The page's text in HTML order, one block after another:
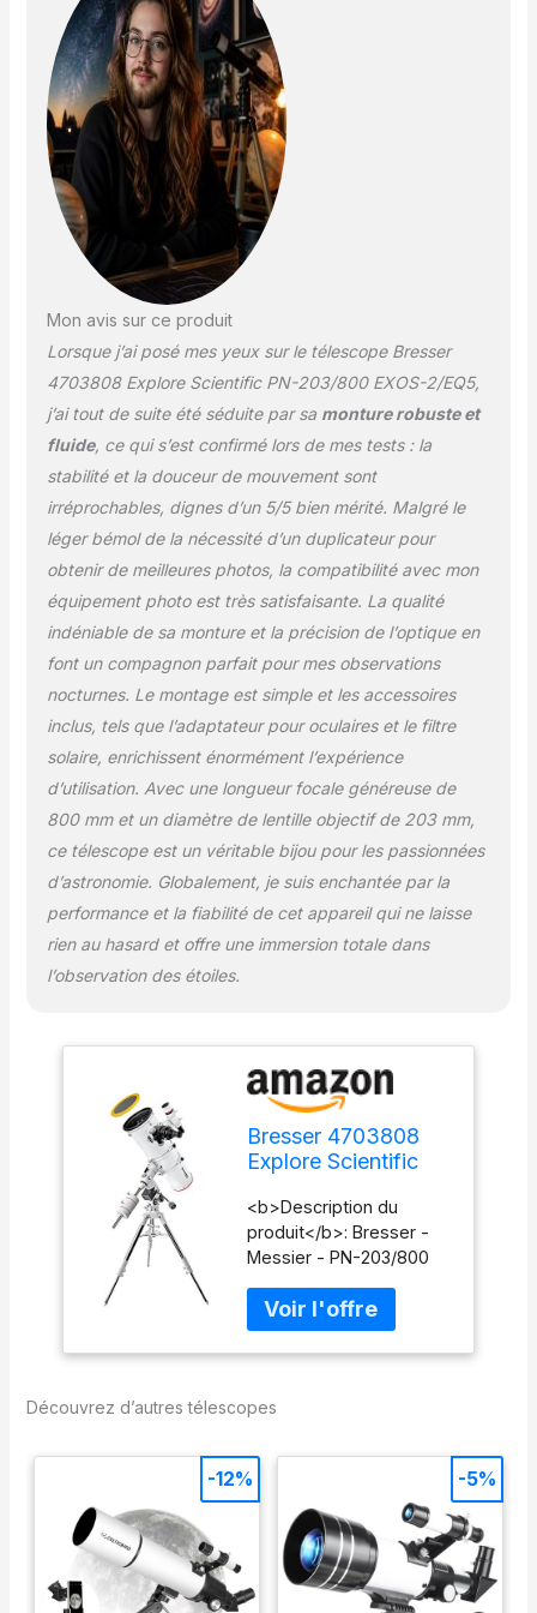
Mon avis sur ce produit
Lorsque j’ai posé mes yeux sur le télescope Bresser
4703808 Explore Scientific PN-203/800 EXOS-2/EQ5,
j’ai tout de suite été séduite par sa monture robuste et
fluide, ce qui s’est confirmé lors de mes tests : la
stabilité et la douceur de mouvement sont
irréprochables, dignes d’un 5/5 bien mérité. Malgré le
léger bémol de la nécessité d’un duplicateur pour
obtenir de meilleures photos, la compatibilité avec mon
équipement photo est très satisfaisante. La qualité
indéniable de sa monture et la précision de l’optique en
font un compagnon parfait pour mes observations
nocturnes. Le montage est simple et les accessoires
inclus, tels que l’adaptateur pour oculaires et le filtre
solaire, enrichissent énormément l’expérience
d’utilisation. Avec une longueur focale généreuse de
800 mm et un diamètre de lentille objectif de 203 mm,
ce télescope est un véritable bijou pour les passionnées
d’astronomie. Globalement, je suis enchantée par la
performance et la fiabilité de cet appareil qui ne laisse
rien au hasard et offre une immersion totale dans
l’observation des étoiles.
Bresser 4703808
Explore Scientific
203/800 EXOS-
2/EQ5
<b>Description du
produit</b>: Bresser -
Messier - PN-203/800
<b>Type de
produit</b>: Télescope
<b>Garantie du
Découvrez d’autres télescopes
-12% -5%